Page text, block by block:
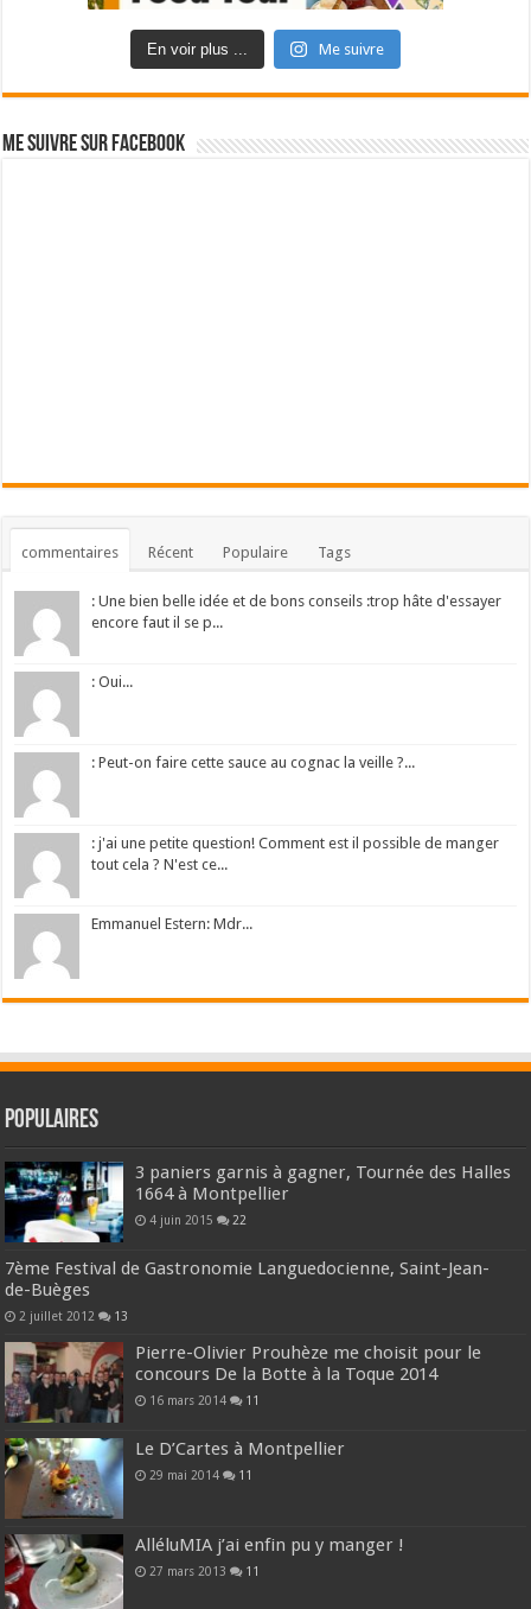
En voir plus ... Me suivre
Me suivre sur Facebook
commentaires Récent Populaire Tags
: Une bien belle idée et de bons conseils :trop hâte d'essayer
encore faut il se p...
: Oui...
: Peut-on faire cette sauce au cognac la veille ?...
: j'ai une petite question! Comment est il possible de manger
tout cela ? N'est ce...
Emmanuel Estern: Mdr...
Populaires
3 paniers garnis à gagner, Tournée des Halles
1664 à Montpellier
4 juin 2015 22
7ème Festival de Gastronomie Languedocienne, Saint-Jean-
de-Buèges
2 juillet 2012 13
Pierre-Olivier Prouhèze me choisit pour le
concours De la Botte à la Toque 2014
16 mars 2014 11
Le D’Cartes à Montpellier
29 mai 2014 11
AlléluMIA j’ai enfin pu y manger !
27 mars 2013 11